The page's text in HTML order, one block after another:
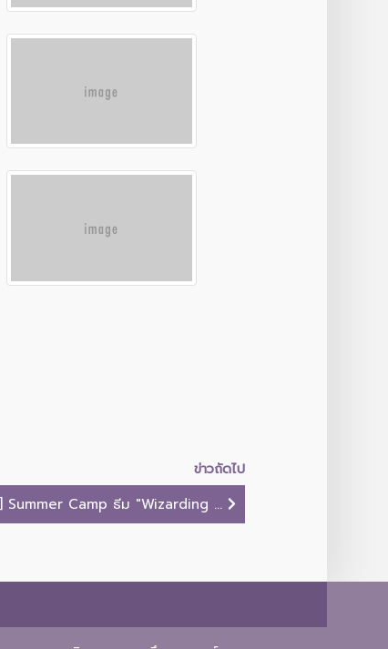
ข่าวถัดไป
Summer Camp ธีม "Wizarding ...